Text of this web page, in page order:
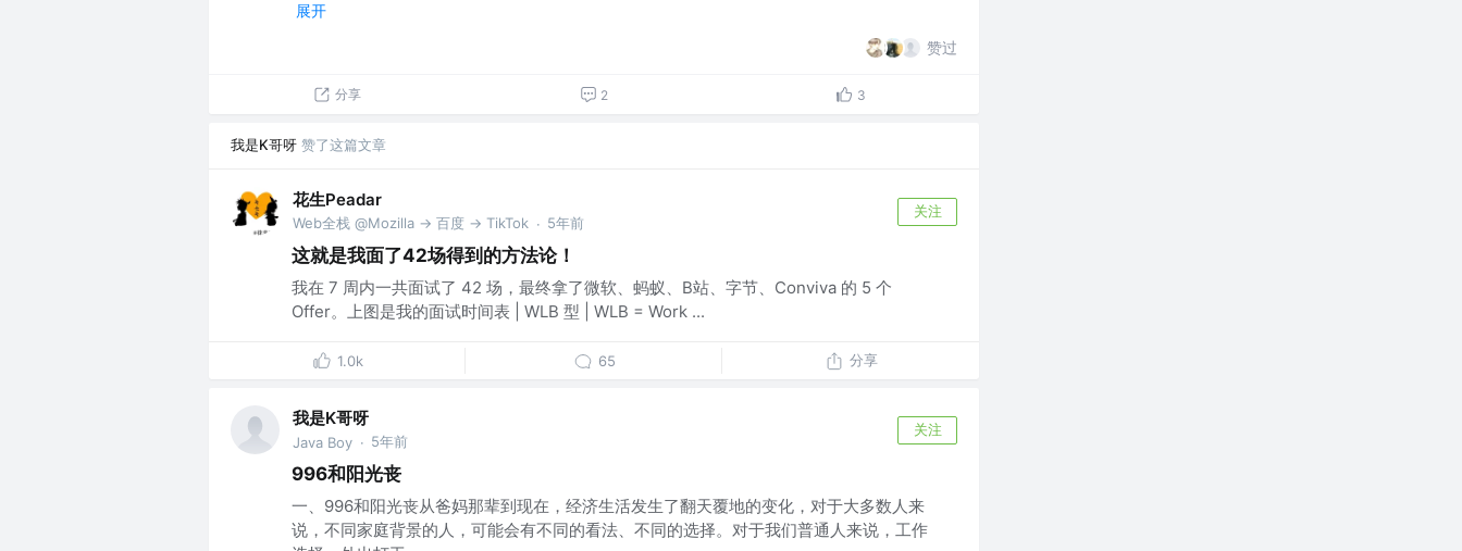
展开
赞过
分享 2 3
我是K哥呀 赞了这篇文章
花生Peadar
Web全栈 @Mozilla -> 百度 -> TikTok · 5年前
关注
这就是我面了42场得到的方法论！
我在 7 周内一共面试了 42 场，最终拿了微软、蚂蚁、B站、字节、Conviva 的 5 个
Offer。上图是我的面试时间表 | WLB 型 | WLB = Work ...
1.0k 65 分享
我是K哥呀
Java Boy · 5年前
关注
996和阳光丧
一、996和阳光丧从爸妈那辈到现在，经济生活发生了翻天覆地的变化，对于大多数人来
说，不同家庭背景的人，可能会有不同的看法、不同的选择。对于我们普通人来说，工作